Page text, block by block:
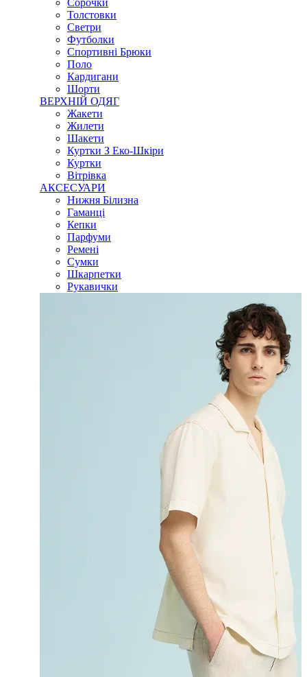
Сорочки
Толстовки
Светри
Футболки
Спортивні Брюки
Поло
Кардигани
Шорти
ВЕРХНІЙ ОДЯГ
Жакети
Жилети
Шакети
Куртки З Еко-Шкіри
Куртки
Вітрівка
АКСЕСУАРИ
Нижня Білизна
Гаманці
Кепки
Парфуми
Ремені
Сумки
Шкарпетки
Рукавички